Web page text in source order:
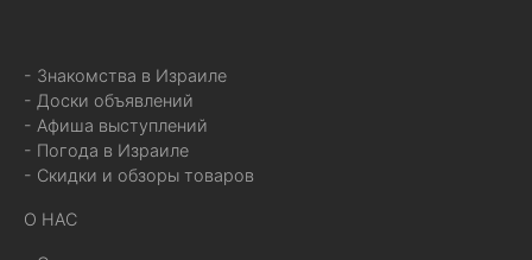
- Знакомства в Израиле
- Доски объявлений
- Афиша выступлений
- Погода в Израиле
- Скидки и обзоры товаров
О НАС